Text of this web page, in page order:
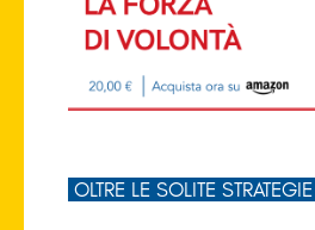
OLTRE LE SOLITE STRATEGIE